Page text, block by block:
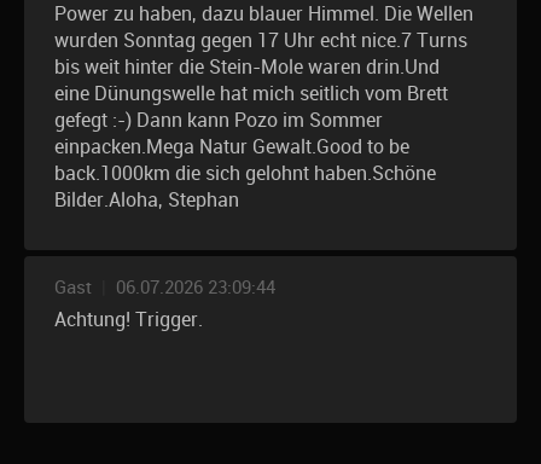
Power zu haben, dazu blauer Himmel. Die Wellen
wurden Sonntag gegen 17 Uhr echt nice.7 Turns
bis weit hinter die Stein-Mole waren drin.Und
eine Dünungswelle hat mich seitlich vom Brett
gefegt :-) Dann kann Pozo im Sommer
einpacken.Mega Natur Gewalt.Good to be
back.1000km die sich gelohnt haben.Schöne
Bilder.Aloha, Stephan
Gast 06.07.2026 23:09:44
Achtung! Trigger.